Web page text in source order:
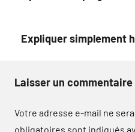
Expliquer simplement
Laisser un commentaire
Votre adresse e-mail ne
obligatoires sont indiqués